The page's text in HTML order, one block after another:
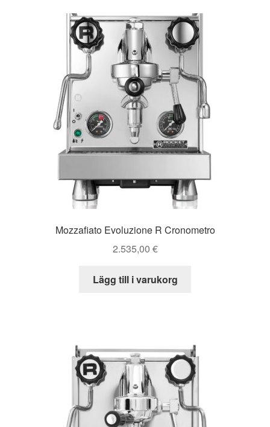
flera
varianter.
De
olika
alternativen
kan
väljas
på
produktsidan
Mozzafiato Evoluzione R Cronometro
2.535,00 €
Lägg till i varukorg